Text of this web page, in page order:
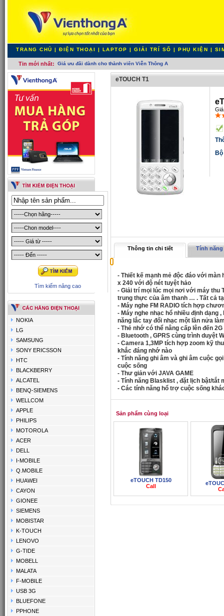
TRANG CHỦ | ĐIỆN THOẠI | LAPTOP | GIẢI TRÍ SỐ | PHỤ KIỆN |
Tin mới nhất: Giá ưu đãi dành cho thành viên Viễn Thông A
Tìm kiếm nâng cao
NOKIA
LG
SAMSUNG
SONY ERICSSON
HTC
BLACKBERRY
ALCATEL
BENQ-SIEMENS
WELLCOM
APPLE
PHILIPS
MOTOROLA
ACER
DELL
I-MOBILE
Q.MOBILE
HUAWEI
CAYON
GIONEE
SIEMENS
MOBISTAR
K-TOUCH
LENOVO
G-TIDE
MOBELL
MALATA
F-MOBILE
USB 3G
BLUEFONE
PPHONE
eTOUCH T1
Thông tin chi tiết Tính
- Thiết kế mạnh mẻ độc đáo với màn
x 240 với độ nét tuyệt hảo
- Giải trí mọi lúc mọi nơi với máy thu
trung thực của âm thanh … . Tất cả
- Máy nghe FM RADIO tích hợp
- Máy nghe nhạc hổ nhiều định dạng
năng lắc tay đổi nhạc một lần nửa
- Thẻ nhớ có thể nâng cấp lên đến
- Bluetooth , GPRS cùng trình duyệt
- Camera 1,3MP tích hợp zoom kỹ
khắc đáng nhớ nào
- Tính năng ghi âm và ghi âm cuộc
cuộc sống
- Thư giản với JAVA GAME
- Tính năng Blasklist , đặt lịch bật/tắt
- Các tính năng hổ trợ cuộc sống
Sản phẩm cùng loại
eTOUCH TD150
Call